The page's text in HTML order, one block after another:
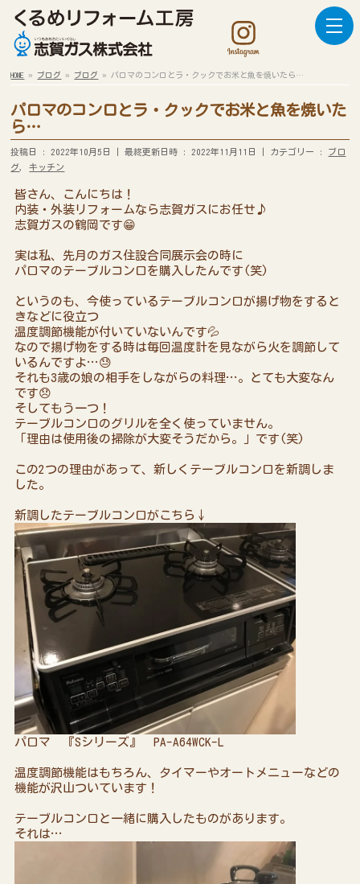
HOME » ブログ » ブログ » パロマのコンロとラ・クックでお米と魚を焼いたら…
パロマのコンロとラ・クックでお米と魚を焼いた
ら…
投稿日 : 2022年10月5日 最終更新日時 : 2022年11月11日 カテゴリー : ブロ
グ ,キッチン
皆さん、こんにちは！
内装・外装リフォームなら志賀ガスにお任せ♪
志賀ガスの鶴岡です😁
実は私、先月のガス住設合同展示会の時に
パロマのテーブルコンロを購入したんです(笑)
というのも、今使っているテーブルコンロが揚げ物をすると
きなどに役立つ
温度調節機能が付いていないんです💦
なので揚げ物をする時は毎回温度計を見ながら火を調節して
いるんですよ…😓
それも3歳の娘の相手をしながらの料理…。とても大変なん
です😞
そしてもう一つ！
テーブルコンロのグリルを全く使っていません。
「理由は使用後の掃除が大変そうだから。」です(笑)
この2つの理由があって、新しくテーブルコンロを新調しま
した。
新調したテーブルコンロがこちら↓
パロマ 『Sシリーズ』 PA-A64WCK-L
温度調節機能はもちろん、タイマーやオートメニューなどの
機能が沢山ついています！
テーブルコンロと一緒に購入したものがあります。
それは…